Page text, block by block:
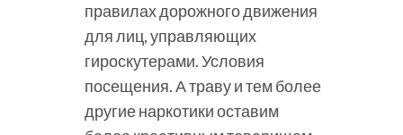
правилах дорожного движения
для лиц, управляющих
гироскутерами. Условия
посещения. А траву и тем более
другие наркотики оставим